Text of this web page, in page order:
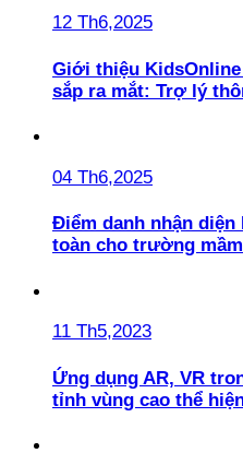
12 Th6,2025
Giới thiệu
sắp ra mắt: Trợ lý
04 Th6,2025
Điểm danh nhận
toàn cho trường
11 Th5,2023
Ứng dụng AR, VR
tỉnh vùng cao thể